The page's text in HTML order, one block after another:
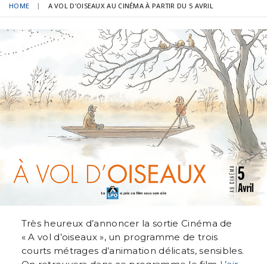
HOME A VOL D’OISEAUX AU CINÉMA À PARTIR DU 5 AVRIL
Très heureux d’annoncer la sortie Cinéma de
« A vol d’oiseaux », un programme de trois
courts métrages d’animation délicats, sensibles.